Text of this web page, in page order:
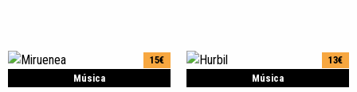
Música
15€
Música
13€